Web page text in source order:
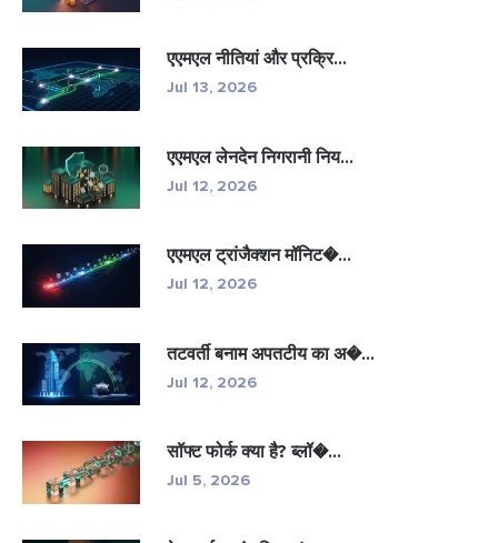
एएमएल नीतियां और प्रक्रि...
Jul 13, 2026
एएमएल लेनदेन निगरानी निय...
Jul 12, 2026
एएमएल ट्रांजैक्शन मॉनिट�...
Jul 12, 2026
तटवर्ती बनाम अपतटीय का अ�...
Jul 12, 2026
सॉफ्ट फोर्क क्या है? ब्लॉ�...
Jul 5, 2026